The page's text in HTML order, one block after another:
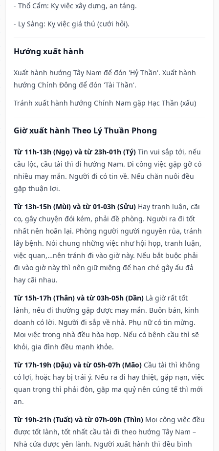
- Thổ Cẩm: Kỵ việc xây dựng, an táng.
- Ly Sàng: Kỵ việc giá thú (cưới hỏi).
Hướng xuất hành
Xuất hành hướng Tây Nam để đón 'Hỷ Thần'. Xuất hành
hướng Chính Đông để đón 'Tài Thần'.
Tránh xuất hành hướng Chính Nam gặp Hạc Thần (xấu)
Giờ xuất hành Theo Lý Thuần Phong
Từ 11h-13h (Ngọ) và từ 23h-01h (Tý) Tin vui sắp tới, nếu
cầu lộc, cầu tài thì đi hướng Nam. Đi công việc gặp gỡ có
nhiều may mắn. Người đi có tin về. Nếu chăn nuôi đều
gặp thuận lợi.
Từ 13h-15h (Mùi) và từ 01-03h (Sửu) Hay tranh luận, cãi
cọ, gây chuyện đói kém, phải đề phòng. Người ra đi tốt
nhất nên hoãn lại. Phòng người người nguyền rủa, tránh
lây bệnh. Nói chung những việc như hội họp, tranh luận,
việc quan,…nên tránh đi vào giờ này. Nếu bắt buộc phải
đi vào giờ này thì nên giữ miệng để hạn ché gây ẩu đả
hay cãi nhau.
Từ 15h-17h (Thân) và từ 03h-05h (Dần) Là giờ rất tốt
lành, nếu đi thường gặp được may mắn. Buôn bán, kinh
doanh có lời. Người đi sắp về nhà. Phụ nữ có tin mừng.
Mọi việc trong nhà đều hòa hợp. Nếu có bệnh cầu thì sẽ
khỏi, gia đình đều mạnh khỏe.
Từ 17h-19h (Dậu) và từ 05h-07h (Mão) Cầu tài thì không
có lợi, hoặc hay bị trái ý. Nếu ra đi hay thiệt, gặp nạn, việc
quan trọng thì phải đòn, gặp ma quỷ nên cúng tế thì mới
an.
Từ 19h-21h (Tuất) và từ 07h-09h (Thìn) Mọi công việc đều
được tốt lành, tốt nhất cầu tài đi theo hướng Tây Nam –
Nhà cửa được yên lành. Người xuất hành thì đều bình